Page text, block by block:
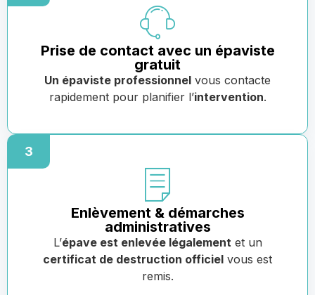
Prise de contact avec un épaviste
gratuit
Un épaviste professionnel vous contacte
rapidement pour planifier l’intervention.
3
Enlèvement & démarches
administratives
L’épave est enlevée légalement et un
certificat de destruction officiel vous est
remis.